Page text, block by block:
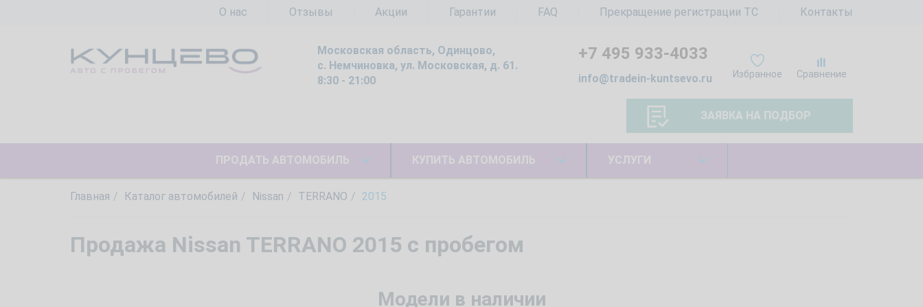
О нас Отзывы Акции Гарантии FAQ Прекращение регистрации ТС Контакты
Московская область, Одинцово,
с. Немчиновка, ул. Московская, д. 61.
8:30 - 21:00
Избранное Сравнение
+7 495 933-4033
info@tradein-kuntsevo.ru
ЗАЯВКА НА ПОДБОР
ПРОДАТЬ АВТОМОБИЛЬ КУПИТЬ АВТОМОБИЛЬ УСЛУГИ
Главная Каталог автомобилей Nissan TERRANO 2015
Продажа Nissan TERRANO 2015 с пробегом
Модели в наличии